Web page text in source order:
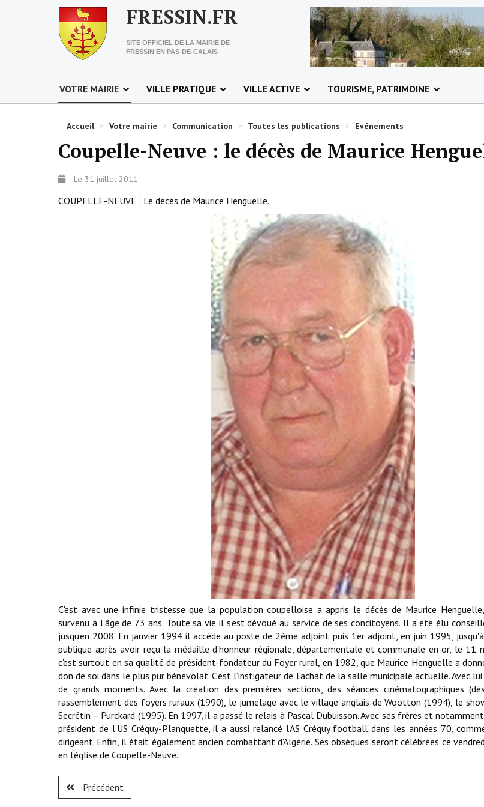
FRESSIN.FR
SITE OFFICIEL DE LA MAIRIE DE
FRESSIN EN PAS-DE-CALAIS
VOTRE MAIRIE VILLE PRATIQUE VILLE ACTIVE TOURISME, PATRIMOINE
Accueil > Votre mairie > Communication > Toutes les publications > Evénements
Coupelle-Neuve : le décès de Maurice
Le 31 juillet 2011
COUPELLE-NEUVE : Le décès de Maurice Henguelle.
C'est avec une infinie tristesse que la population coupelloise a appris le décès de Maurice
survenu à l'âge de 73 ans. Toute sa vie il s'est dévoué au service de ses concitoyens. Il a été élu
jusqu'en 2008. En janvier 1994 il accède au poste de 2ème adjoint puis 1er adjoint, en juin 1995,
publique après avoir reçu la médaille d'honneur régionale, départementale et communale en or, le 11
c'est surtout en sa qualité de président-fondateur du Foyer rural, en 1982, que Maurice Henguelle a
don de soi dans le plus pur bénévolat. C'est l’instigateur de l’achat de la salle municipale actuelle. Avec
de grands moments. Avec la création des premières sections, des séances cinématographiques
rassemblement des foyers ruraux (1990), le jumelage avec le village anglais de Wootton (1994), le
Secrétin – Purckard (1995). En 1997, il a passé le relais à Pascal Dubuisson. Avec ses frères et
président de l'US Créquy-Planquette, il a aussi relancé l'AS Créquy football dans les années 70,
dirigeant. Enfin, il était également ancien combattant d'Algérie. Ses obsèques seront célébrées ce
en l'église de Coupelle-Neuve.
Précédent